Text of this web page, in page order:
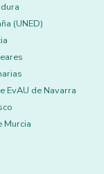
(UNED)
EvAU de Navarra
Murcia